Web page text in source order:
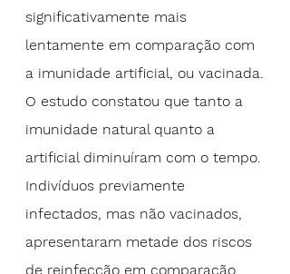
significativamente mais
lentamente em comparação com
a imunidade artificial, ou vacinada.
O estudo constatou que tanto a
imunidade natural quanto a
artificial diminuíram com o tempo.
Indivíduos previamente
infectados, mas não vacinados,
apresentaram metade dos riscos
de reinfecção em comparação